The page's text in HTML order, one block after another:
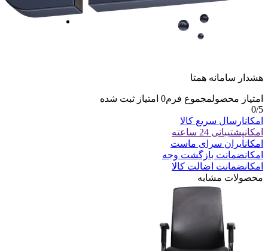
هشدار سامانه همتا
امتیاز محصولمجموع فرم0 امتیاز ثبت شده
0/5
امکانارسال سریع کالا
امکانپشتیبانی 24 ساعته
امکانایران سرای ماست
امکانضمانت بازگشت وجه
امکانضمانت اضالت کالا
محصولات مشابه